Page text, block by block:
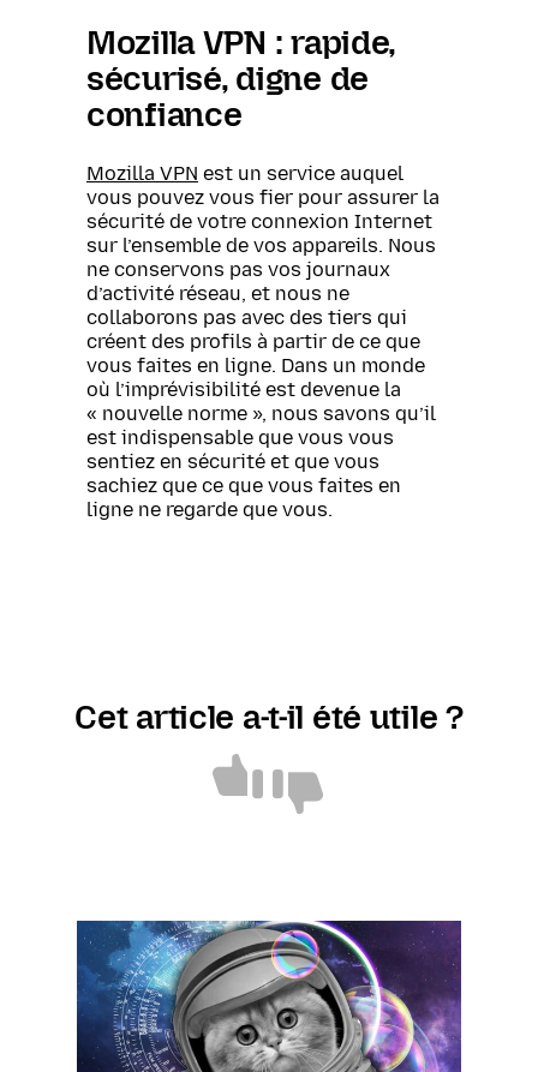
Mozilla VPN : rapide,
sécurisé, digne de
confiance
Mozilla VPN est un service auquel
vous pouvez vous fier pour assurer la
sécurité de votre connexion Internet
sur l’ensemble de vos appareils. Nous
ne conservons pas vos journaux
d’activité réseau, et nous ne
collaborons pas avec des tiers qui
créent des profils à partir de ce que
vous faites en ligne. Dans un monde
où l’imprévisibilité est devenue la
« nouvelle norme », nous savons qu’il
est indispensable que vous vous
sentiez en sécurité et que vous
sachiez que ce que vous faites en
ligne ne regarde que vous.
Cet article a-t-il été utile ?
Utile
Pas
utile